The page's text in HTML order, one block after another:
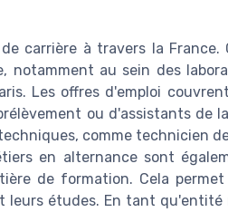
carrière à travers la
notamment au sein des
Les offres d'emploi
ou d'assistants de
comme technicien
en alternance sont
de formation. Cela
études. En tant qu'entité